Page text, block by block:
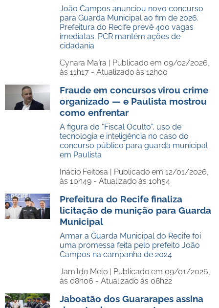
João Campos anunciou novo concurso
para Guarda Municipal ao fim de 2026.
Prefeitura do Recife prevê 400 vagas
imediatas. PCR mantém ações de
cidadania
Cynara Maíra | Publicado em 09/02/2026,
às 11h17 - Atualizado às 12h00
Fraude em concursos virou crime
organizado — e Paulista mostrou
como enfrentar
A figura do "Fiscal Oculto", uso de
tecnologia e inteligência no caso do
concurso público para guarda municipal
em Paulista
Inácio Feitosa | Publicado em 12/01/2026,
às 10h49 - Atualizado às 10h54
Prefeitura do Recife finaliza
licitação de munição para Guarda
Municipal
Armar a Guarda Municipal do Recife foi
uma promessa feita pelo prefeito João
Campos na campanha de 2024
Jamildo Melo | Publicado em 09/01/2026,
às 08h06 - Atualizado às 08h22
Jaboatão dos Guararapes assina